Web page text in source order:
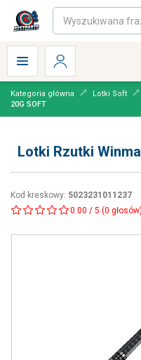
Kategoria główna Lotki Soft
20G SOFT
Lotki Rzutki
Kod kreskowy: 5023231011237
0.00 / 5 (0 głosów)